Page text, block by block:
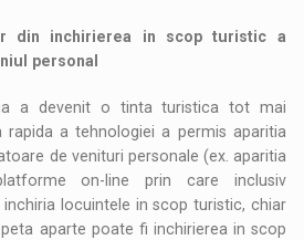
din inchirierea in scop turistic a
personal
a devenit o tinta turistica tot mai
rapida a tehnologiei a permis aparitia
de venituri personale (ex. aparitia
on-line prin care inclusiv
locuintele in scop turistic, chiar
aparte poate fi inchirierea in scop